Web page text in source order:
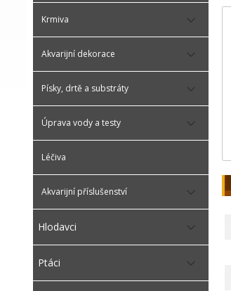
Krmiva
Akvarijní dekorace
Písky, drtě a substráty
Úprava vody a testy
Léčiva
Akvarijní příslušenství
Hlodavci
Ptáci